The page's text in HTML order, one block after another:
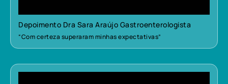
Depoimento Dra Sara Araújo Gastroenterologista
“Com certeza superaram minhas expectativas”